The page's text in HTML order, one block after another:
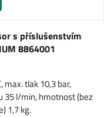
s příslušenstvím
8864001
max. tlak 10,3 bar,
35 l/min, hmotnost (bez
1,7 kg.